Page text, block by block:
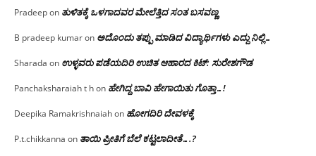
Pradeepon ತುಳಿತಕ್ಕೆ ಒಳಗಾದವರ ಮೇಲೆತ್ತಿದ ಸಂತ ಬಸವಣ್ಣ
B pradeep kumaron ಅದೊಂದು ತಪ್ಪು ಮಾಡಿದ ವಿದ್ಯಾರ್ಥಿಗಳು ಎದ್ದು ನಿಲ್ಲಿ…
Sharada on ಉಳ್ಳವರು ಪಡೆಯದಿರಿ ಉಚಿತ ಆಹಾರದ ಕಿಟ್: ಸುರೇಶಗೌಡ
Panchaksharaiah t hon ಹೇಗಿದ್ದ ಬಾವಿ ಹೇಗಾಯಿತು ಗೊತ್ತಾ…!
Deepika Ramakrishnaiahon ಹೋಗದಿರಿ ದೇವಳಕ್ಕೆ
P.t.chikkanna on ತಾಯಿ ಪ್ರೀತಿಗೆ ಬೆಲೆ ಕಟ್ಟಲಾದೀತೆ….?